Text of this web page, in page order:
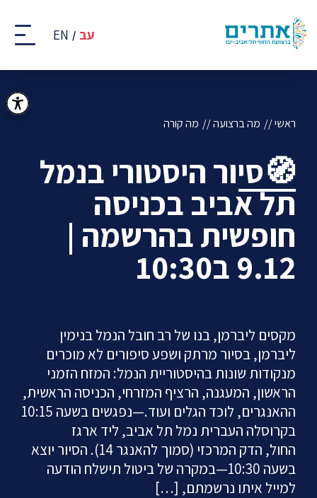
קבוצת
אתרים
-
אביב
עב EN
ראשי מה ברצועה מה קורה
🧭סיור היסטורי בנמל
תל אביב בכניסה
חופשית בהרשמה |
9.12 ב10:30
מקסים ליברמן, בנו של רב חובל הנמל בנימין
ליברמן, בסיור מרתק ושפע סיפורים לא מוכרים
מנקודות שונות בהיסטוריית הנמל: המזח הזמני
הראשון, המעגנה, הרציף המזרחי, הכניסה הראשית,
ההאנגרים, לוכד הגלים ועוד.—נפגשים בשעה 10:15
בקרוסלה העברית נמל תל אביב, ליד ארגז
החול, הדק המרכזי (סמוך להאנגר 14). הסיור יוצא
בשעה 10:30—במקרה של ביטול תישלח הודעה
למייל איתו נרשמתם, […]